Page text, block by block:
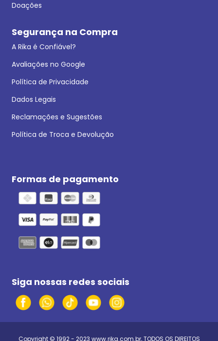
Doações
Segurança na Compra
A Rika é Confiável?
Avaliações no Google
Política de Privacidade
Dados Legais
Reclamações e Sugestões
Política de Troca e Devolução
Formas de pagamento
Siga nossas redes sociais
Copyright © 1992 - 2023 www.rika.com.br, TODOS OS DIREITOS